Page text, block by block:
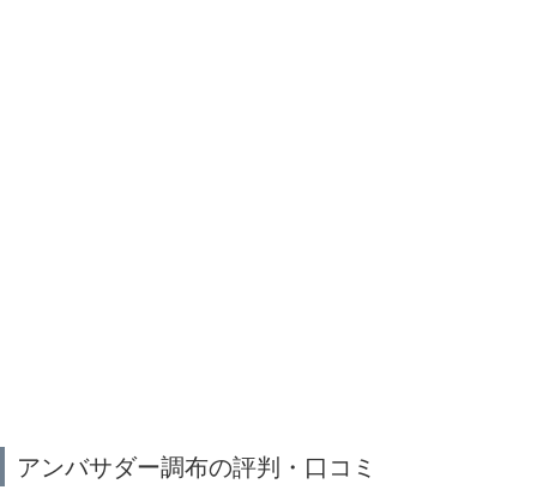
アンバサダー調布の評判・口コミ